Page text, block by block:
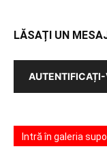
LĂSAȚI UN
AUTENTIFICAȚI-
Intră în galeria